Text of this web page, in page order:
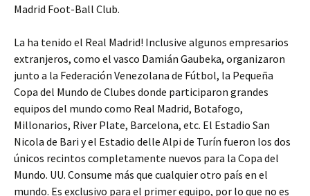
Madrid Foot-Ball Club.
La ha tenido el Real Madrid! Inclusive algunos empresarios
extranjeros, como el vasco Damián Gaubeka, organizaron
junto a la Federación Venezolana de Fútbol, la Pequeña
Copa del Mundo de Clubes donde participaron grandes
equipos del mundo como Real Madrid, Botafogo,
Millonarios, River Plate, Barcelona, etc. El Estadio San
Nicola de Bari y el Estadio delle Alpi de Turín fueron los dos
únicos recintos completamente nuevos para la Copa del
Mundo. UU. Consume más que cualquier otro país en el
mundo. Es exclusivo para el primer equipo, por lo que no es